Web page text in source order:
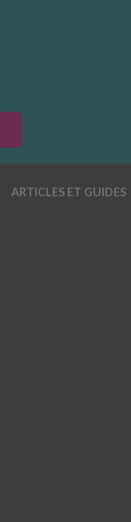
ARTICLES ET GUIDES